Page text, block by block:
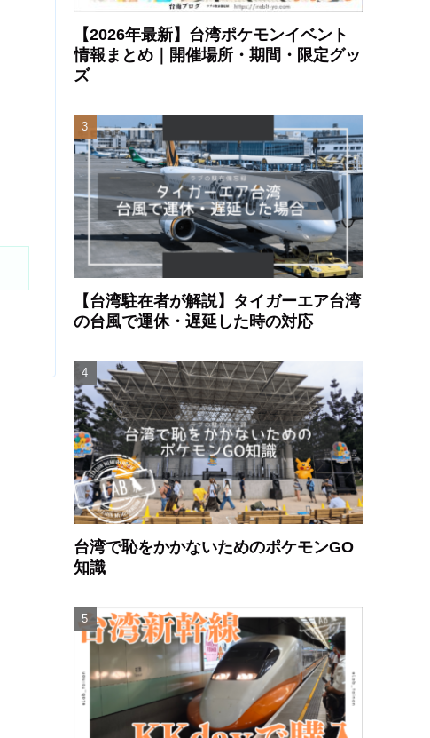
【2026年最新】台湾ポケモンイベント
情報まとめ｜開催場所・期間・限定グッ
ズ
【台湾駐在者が解説】タイガーエア台湾
の台風で運休・遅延した時の対応
台湾で恥をかかないためのポケモンGO
知識